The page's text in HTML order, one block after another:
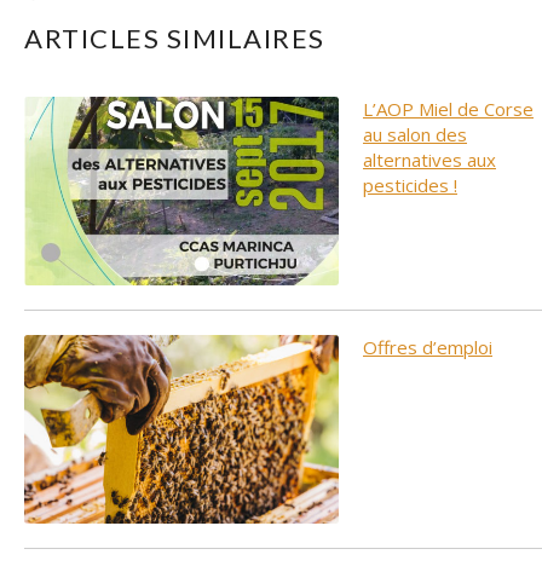
ARTICLES SIMILAIRES
L’AOP Miel de Corse
au salon des
alternatives aux
pesticides !
Offres d’emploi